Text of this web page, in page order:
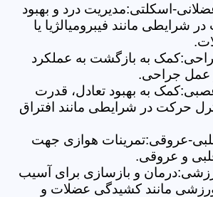
اسکلتی:مدیریت درد و بهبود
شرایطی مانند فیبرومیالژیا یا
به بازگشت به عملکرد
عمل جراحی.
به بهبود تعادل، قدرت
حرکت در شرایطی مانند افتراق
عروقی:تمرینات هوازی جهت
و عروقی.
و بازسازی برای آسیب
مانند کشیدگی عضلات و